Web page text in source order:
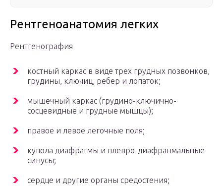
Рентгеноанатомия легких
Рентгенография
костный каркас в виде трех грудных позвонков,
грудины, ключиц, ребер и лопаток;
мышечный каркас (грудино-ключично-
сосцевидные и грудные мышцы);
правое и левое легочные поля;
купола диафрагмы и плевро-диафранмальные
синусы;
сердце и другие органы средостения;